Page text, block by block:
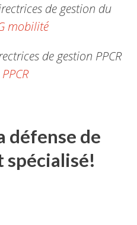
de gestion du
mobilité
de gestion PPCR
défense de
spécialisé!